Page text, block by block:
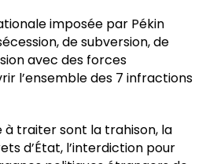
imposée par Pékin
de subversion, de
avec des forces
l’ensemble des 7 infractions
à traiter sont la trahison, la
d’État, l’interdiction pour